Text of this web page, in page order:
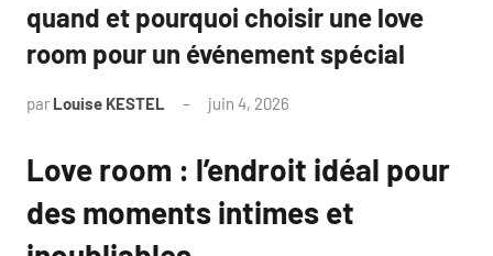
quand et pourquoi choisir une love
room pour un événement spécial
par Louise KESTEL juin 4, 2026
Love room : l’endroit idéal pour
des moments intimes et